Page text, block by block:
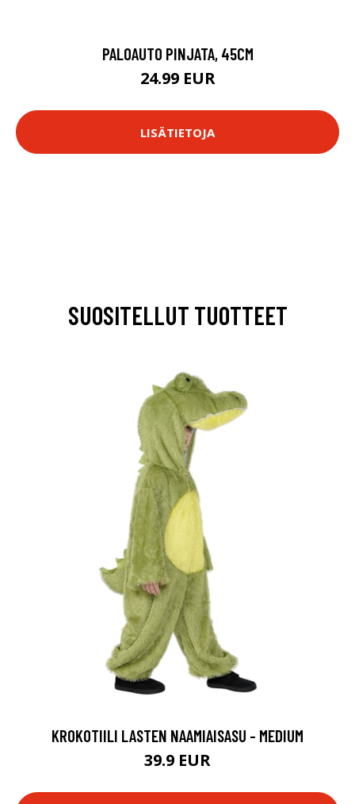
PALOAUTO PINJATA, 45CM
24.99 EUR
LISÄTIETOJA
SUOSITELLUT TUOTTEET
KROKOTIILI LASTEN NAAMIAISASU - MEDIUM
39.9 EUR